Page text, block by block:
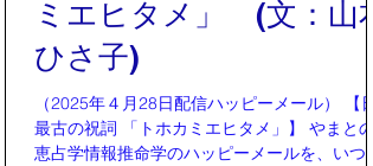
ミエヒタメ」 (文：山本
ひさ子)
（2025年４月28日配信ハッピーメール） 【日本
最古の祝詞 「トホカミエヒタメ」】 やまとの智
恵占学情報推命学のハッピーメールを、いつも